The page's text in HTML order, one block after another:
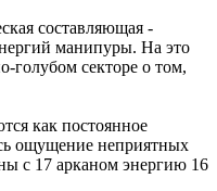
составляющая -
манипуры. На это
голубом секторе о том,
как постоянное
ощущение неприятных
с 17 арканом энергию 16